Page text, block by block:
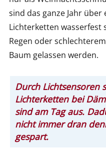
sind das ganze Jahr über
Lichterketten wasserfest
Regen oder
Baum gelassen werden.
Durch Lichtsensoren
Lichterketten bei
sind am Tag aus.
nicht immer dran
gespart.